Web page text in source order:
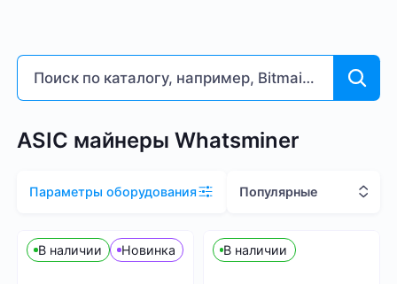
ASIC майнеры Whatsminer
Параметры оборудования Популярные
В наличии Новинка В наличии